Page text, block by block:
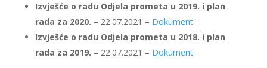
Izvješće o radu Odjela prometa u 2019. i plan
rada za 2020. – 22.07.2021 – Dokument
Izvješće o radu Odjela prometa u 2018. i plan
rada za 2019. – 22.07.2021 – Dokument